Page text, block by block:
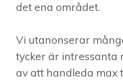
det ena området.
Vi utanonserar
tycker är intressanta
av att handleda max